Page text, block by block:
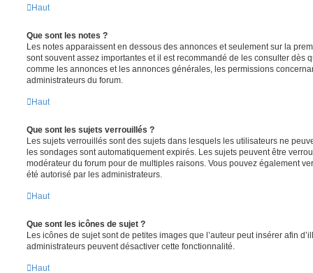
Haut
Que sont les notes ?
Les notes apparaissent en dessous des annonces et seulement sur la
sont souvent assez importantes et il est recommandé de les consulter dès
comme les annonces et les annonces générales, les permissions
administrateurs du forum.
Haut
Que sont les sujets verrouillés ?
Les sujets verrouillés sont des sujets dans lesquels les utilisateurs ne
les sondages sont automatiquement expirés. Les sujets peuvent être
modérateur du forum pour de multiples raisons. Vous pouvez également
été autorisé par les administrateurs.
Haut
Que sont les icônes de sujet ?
Les icônes de sujet sont de petites images que l’auteur peut insérer afin
administrateurs peuvent désactiver cette fonctionnalité.
Haut